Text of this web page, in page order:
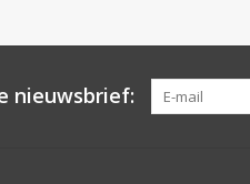
nieuwsbrief: